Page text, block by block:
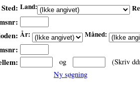
Sted: Land:
År: Måned:
og
(Skriv
Ny søgning